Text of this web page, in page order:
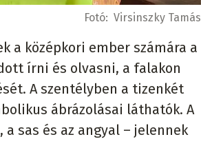
Fotó: Virsinszky Tamás
a középkori ember számára a
írni és olvasni, a falakon
A szentélyben a tizenkét
ábrázolásai láthatók. A
sas és az angyal – jelennek